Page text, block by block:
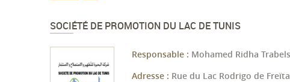
SOCIÉTÉ DE PROMOTION DU LAC DE TUNIS
Responsable : Mohamed Ridha
Adresse : Rue du Lac Rodrigo de